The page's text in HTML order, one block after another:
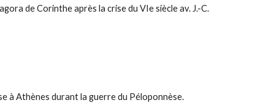
de Corinthe après la crise du VIe siècle av. J.-C.
à Athènes durant la guerre du Péloponnèse.